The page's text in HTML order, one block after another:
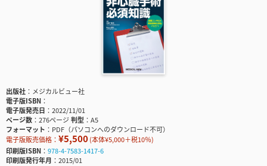
出版社
メジカルビュー社
電子版ISBN
電子版発売日
2022/11/01
ページ数
276ページ判型
A5
フォーマット
PDF（パソコンへのダウンロード不可）
電子版販売価格： ¥5,500(本体¥5,000＋税10％)
印刷版ISBN
978-4-7583-1417-6
印刷版発行年月
2015/01